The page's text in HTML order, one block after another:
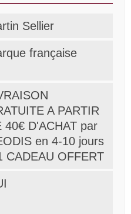
Sellier
française
A PARTIR
40€ D'ACHAT par
en 4-10 jours
CADEAU OFFERT